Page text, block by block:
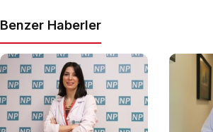
Benzer Haberler